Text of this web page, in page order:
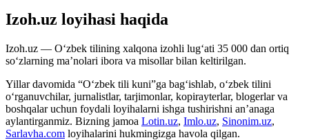
Izoh.uz loyihasi haqida
Izoh.uz — O‘zbek tilining xalqona izohli lug‘ati 35 000 dan ortiq
so‘zlarning ma’nolari ibora va misollar bilan keltirilgan.
Yillar davomida “O‘zbek tili kuni”ga bag‘ishlab, o‘zbek tilini
o‘rganuvchilar, jurnalistlar, tarjimonlar, kopirayterlar, blogerlar va
boshqalar uchun foydali loyihalarni ishga tushirishni an’anaga
aylantirganmiz. Bizning jamoa Lotin.uz, Imlo.uz, Sinonim.uz,
Sarlavha.com loyihalarini hukmingizga havola qilgan.